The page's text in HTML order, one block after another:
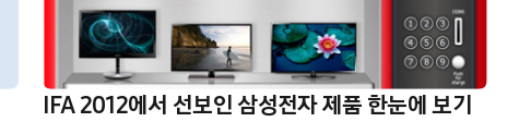
IFA 2012에서 선보인 삼성전자 제품 한눈에 보기